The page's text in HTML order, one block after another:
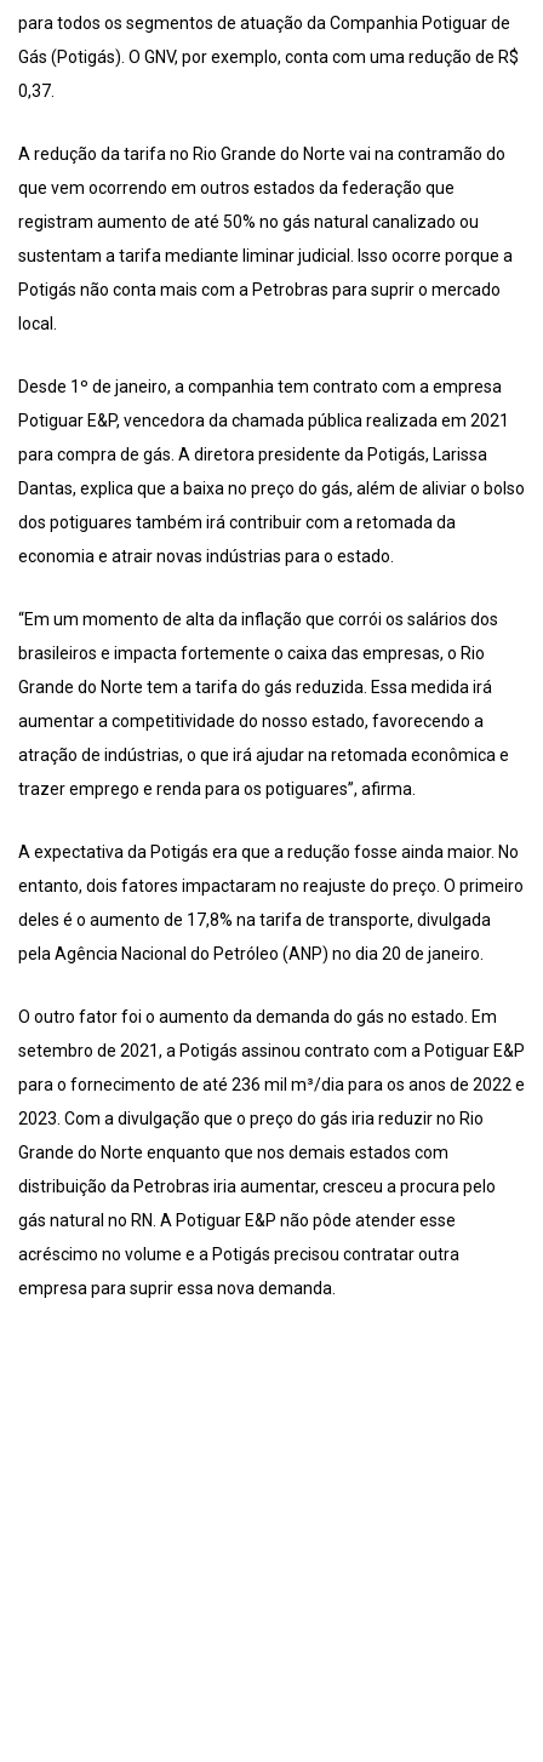
para todos os segmentos de atuação da Companhia Potiguar de
Gás (Potigás). O GNV, por exemplo, conta com uma redução de R$
0,37.
A redução da tarifa no Rio Grande do Norte vai na contramão do
que vem ocorrendo em outros estados da federação que
registram aumento de até 50% no gás natural canalizado ou
sustentam a tarifa mediante liminar judicial. Isso ocorre porque a
Potigás não conta mais com a Petrobras para suprir o mercado
local.
Desde 1º de janeiro, a companhia tem contrato com a empresa
Potiguar E&P, vencedora da chamada pública realizada em 2021
para compra de gás. A diretora presidente da Potigás, Larissa
Dantas, explica que a baixa no preço do gás, além de aliviar o bolso
dos potiguares também irá contribuir com a retomada da
economia e atrair novas indústrias para o estado.
“Em um momento de alta da inflação que corrói os salários dos
brasileiros e impacta fortemente o caixa das empresas, o Rio
Grande do Norte tem a tarifa do gás reduzida. Essa medida irá
aumentar a competitividade do nosso estado, favorecendo a
atração de indústrias, o que irá ajudar na retomada econômica e
trazer emprego e renda para os potiguares”, afirma.
A expectativa da Potigás era que a redução fosse ainda maior. No
entanto, dois fatores impactaram no reajuste do preço. O primeiro
deles é o aumento de 17,8% na tarifa de transporte, divulgada
pela Agência Nacional do Petróleo (ANP) no dia 20 de janeiro.
O outro fator foi o aumento da demanda do gás no estado. Em
setembro de 2021, a Potigás assinou contrato com a Potiguar E&P
para o fornecimento de até 236 mil m³/dia para os anos de 2022 e
2023. Com a divulgação que o preço do gás iria reduzir no Rio
Grande do Norte enquanto que nos demais estados com
distribuição da Petrobras iria aumentar, cresceu a procura pelo
gás natural no RN. A Potiguar E&P não pôde atender esse
acréscimo no volume e a Potigás precisou contratar outra
empresa para suprir essa nova demanda.